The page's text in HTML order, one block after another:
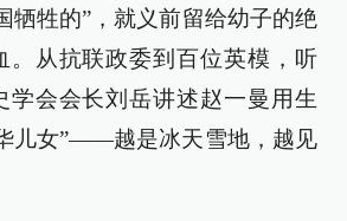
牺牲的”，就义前留给幼子的绝
。从抗联政委到百位英模，听
学会会长刘岳讲述赵一曼用生
儿女”——越是冰天雪地，越见